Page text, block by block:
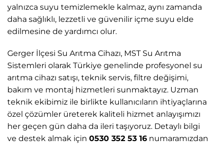
yalnızca suyu temizlemekle kalmaz, aynı zamanda
daha sağlıklı, lezzetli ve güvenilir içme suyu elde
edilmesine de yardımcı olur.
Gerger İlçesi Su Arıtma Cihazı, MST Su Arıtma
Sistemleri olarak Türkiye genelinde profesyonel su
arıtma cihazı satışı, teknik servis, filtre değişimi,
bakım ve montaj hizmetleri sunmaktayız. Uzman
teknik ekibimiz ile birlikte kullanıcıların ihtiyaçlarına
özel çözümler üreterek kaliteli hizmet anlayışımızı
her geçen gün daha da ileri taşıyoruz. Detaylı bilgi
ve destek almak için 0530 352 53 16 numaramızdan